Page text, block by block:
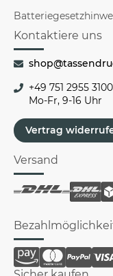
Kontaktiere uns
+49 751 2955 3100
Mo-Fr, 9-16 Uhr
Vertrag
Versand